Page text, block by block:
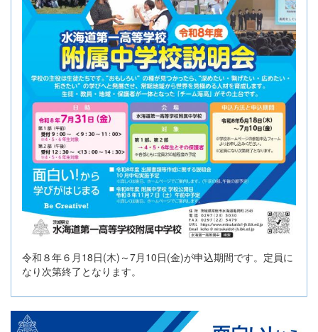
令和８年６月18日(木)～7月10日(金)が申込期間です。定員に
なり次第終了となります。